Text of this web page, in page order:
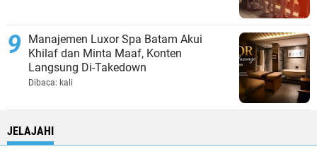
Manajemen Luxor Spa Batam Akui
Khilaf dan Minta Maaf, Konten
Langsung Di-Takedown
Dibaca: kali
JELAJAHI